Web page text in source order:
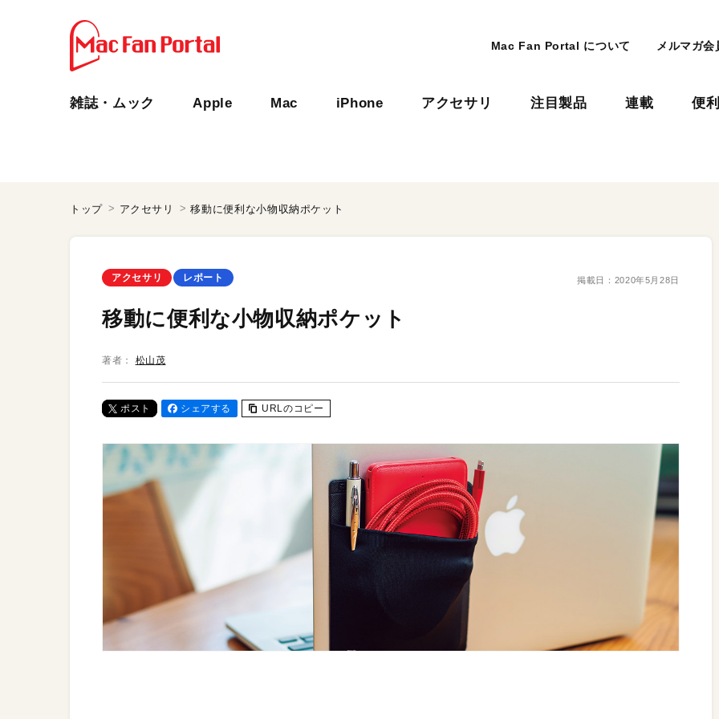
Mac Fan Portal について メルマガ会
雑誌・ムック Apple Mac iPhone アクセサリ 注目製品 連載 便
トップ アクセサリ 移動に便利な小物収納ポケット
アクセサリ レポート 掲載日： 2020年5月28日
移動に便利な小物収納ポケット
著者： 松山茂
ポスト シェアする URLのコピー